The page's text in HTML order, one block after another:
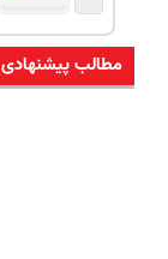
مطالب پیشنهادی